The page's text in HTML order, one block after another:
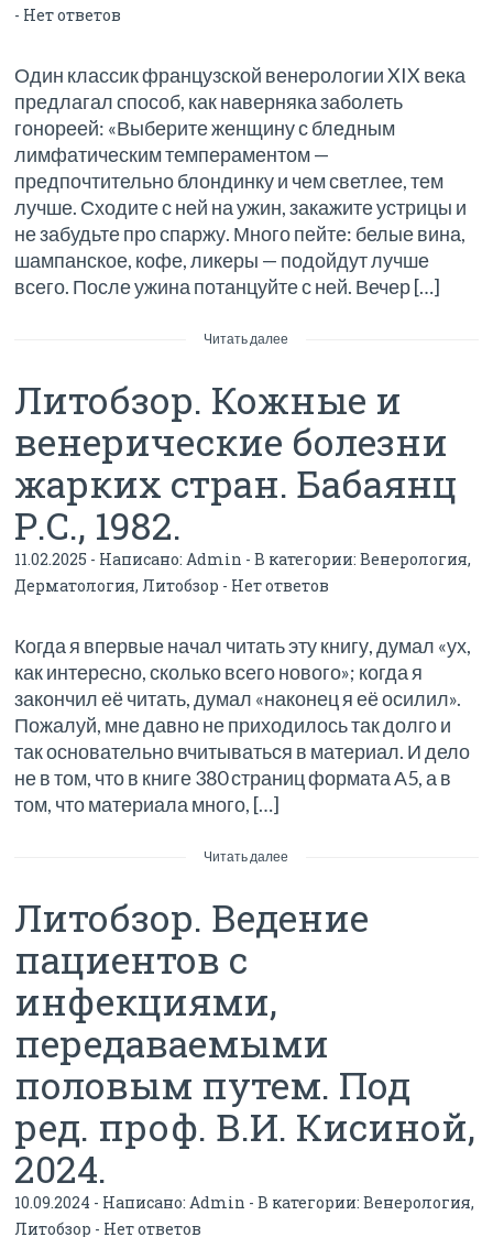
- Нет ответов
Один классик французской венерологии XIX века
предлагал способ, как наверняка заболеть
гонореей: «Выберите женщину с бледным
лимфатическим темпераментом —
предпочтительно блондинку и чем светлее, тем
лучше. Сходите с ней на ужин, закажите устрицы и
не забудьте про спаржу. Много пейте: белые вина,
шампанское, кофе, ликеры — подойдут лучше
всего. После ужина потанцуйте с ней. Вечер […]
Читать далее
Литобзор. Кожные и
венерические болезни
жарких стран. Бабаянц
Р.С., 1982.
11.02.2025 - Написано:Admin - В категории:Венерология,
Дерматология,Литобзор - Нет ответов
Когда я впервые начал читать эту книгу, думал «ух,
как интересно, сколько всего нового»; когда я
закончил её читать, думал «наконец я её осилил».
Пожалуй, мне давно не приходилось так долго и
так основательно вчитываться в материал. И дело
не в том, что в книге 380 страниц формата А5, а в
том, что материала много, […]
Читать далее
Литобзор. Ведение
пациентов с
инфекциями,
передаваемыми
половым путем. Под
ред. проф. В.И. Кисиной,
2024.
10.09.2024 - Написано:Admin - В категории:Венерология,
Литобзор - Нет ответов